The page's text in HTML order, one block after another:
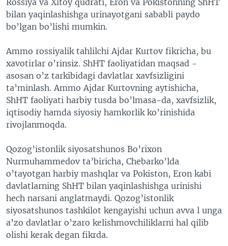
Rossiya va Xitoy qudrati, Eron va Pokistonning ShHT
bilan yaqinlashishga urinayotgani sababli paydo
bo’lgan bo’lishi mumkin.
Ammo rossiyalik tahlilchi Ajdar Kurtov fikricha, bu
xavotirlar o’rinsiz. ShHT faoliyatidan maqsad -
asosan o’z tarkibidagi davlatlar xavfsizligini
ta’minlash. Ammo Ajdar Kurtovning aytishicha,
ShHT faoliyati harbiy tusda bo’lmasa-da, xavfsizlik,
iqtisodiy hamda siyosiy hamkorlik ko’rinishida
rivojlanmoqda.
Qozog’istonlik siyosatshunos Bo’rixon
Nurmuhammedov ta’biricha, Chebarko’lda
o’tayotgan harbiy mashqlar va Pokiston, Eron kabi
davlatlarning ShHT bilan yaqinlashishga urinishi
hech narsani anglatmaydi. Qozog’istonlik
siyosatshunos tashkilot kengayishi uchun avva l unga
a’zo davlatlar o’zaro kelishmovchiliklarni hal qilib
olishi kerak degan fikrda.